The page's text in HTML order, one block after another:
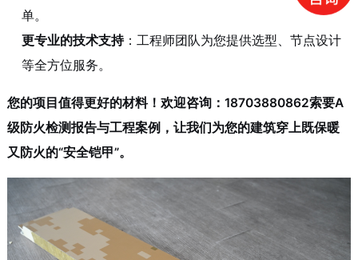
单。
更专业的技术支持：工程师团队为您提供选型、节点设计
等全方位服务。
您的项目值得更好的材料！欢迎咨询：18703880862索要A
级防火检测报告与工程案例，让我们为您的建筑穿上既保暖
又防火的“安全铠甲”。